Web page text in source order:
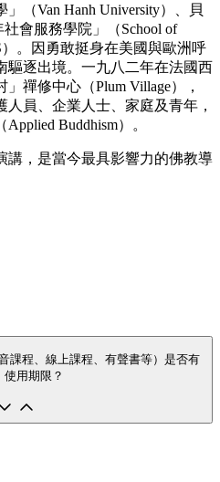
（Van Hanh University）、貝
會服務學院」（School of
）。因勇敢挺身在美國與歐洲呼
驅逐出境。一九八二年在法國西
禪修中心（Plum Village），
員、企業人士、家庭及青年，
Buddhism）。
講，是當今最具影響力的佛教導
課程、線上課程、有聲書等）是否有
使用期限？